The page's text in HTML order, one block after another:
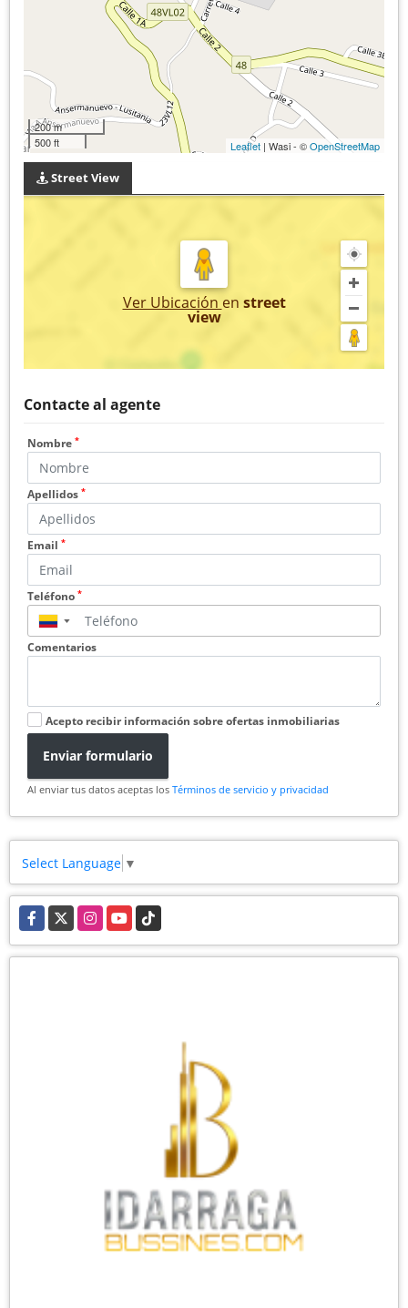
200 m
500 ft
Leaflet | Wasi - ©OpenStreetMap
Street View
Ver Ubicación en street
view
Contacte al agente
Nombre *
Apellidos *
Email *
Teléfono *
▼
Comentarios
Acepto recibir información sobre ofertas inmobiliarias
Enviar formulario
Al enviar tus datos aceptas los Términos de servicio y privacidad
Select Language ▼
Facebook
X InstagramYouTubeTikTok